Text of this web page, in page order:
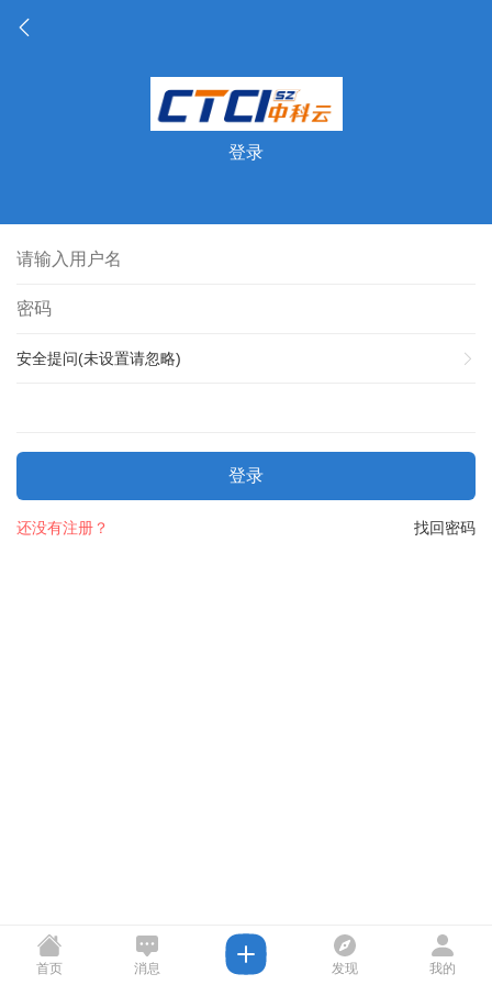
登录
安全提问(未设置请忽略)
登录
找回密码
还没有注册？
首页 消息 发现 我的